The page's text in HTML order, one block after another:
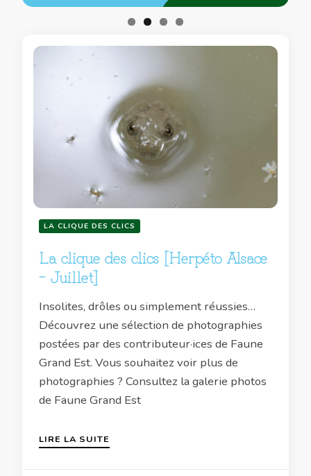
LA CLIQUE DES CLICS
La clique des clics [Herpéto Alsace
– Juillet]
Insolites, drôles ou simplement réussies…
Découvrez une sélection de photographies
postées par des contributeur·ices de Faune
Grand Est. Vous souhaitez voir plus de
photographies ? Consultez la galerie photos
de Faune Grand Est
LIRE LA SUITE